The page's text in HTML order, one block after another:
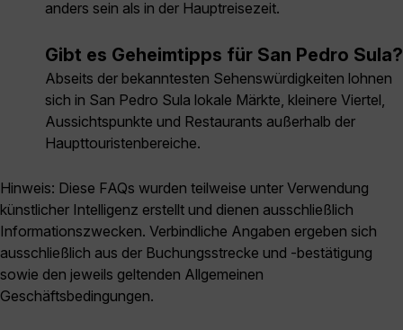
anders sein als in der Hauptreisezeit.
Gibt es Geheimtipps für San Pedro Sula?
Abseits der bekanntesten Sehenswürdigkeiten lohnen
sich in San Pedro Sula lokale Märkte, kleinere Viertel,
Aussichtspunkte und Restaurants außerhalb der
Haupttouristenbereiche.
Hinweis: Diese FAQs wurden teilweise unter Verwendung
künstlicher Intelligenz erstellt und dienen ausschließlich
Informationszwecken. Verbindliche Angaben ergeben sich
ausschließlich aus der Buchungsstrecke und -bestätigung
sowie den jeweils geltenden Allgemeinen
Geschäftsbedingungen.